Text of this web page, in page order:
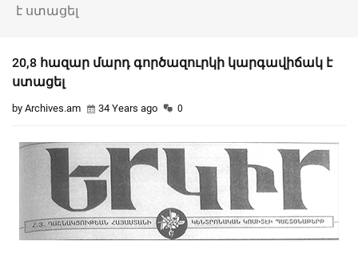
է ստացել
20,8 հազար մարդ գործազուրկի կարգավիճակ է
ստացել
by Archives.am 34 Years ago 0